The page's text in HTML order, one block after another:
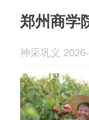
郑州商学
神采巩义